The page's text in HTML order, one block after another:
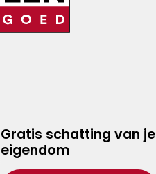
Gratis schatting van je
eigendom